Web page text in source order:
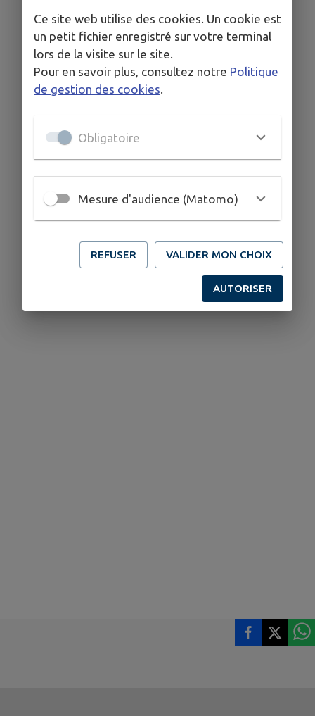
Ce site web utilise des cookies. Un cookie est
un petit fichier enregistré sur votre terminal
lors de la visite sur le site.
Pour en savoir plus, consultez notre Politique
de gestion des cookies.
Obligatoire
Mesure d'audience (Matomo)
REFUSER VALIDER MON CHOIX
AUTORISER